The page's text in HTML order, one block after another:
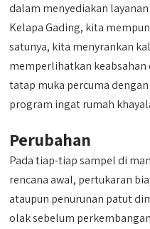
dalam menyediakan
Kelapa Gading, kita
satunya, kita menyrankan
memperlihatkan keabsahan
tatap muka percuma
program ingat rumah
Perubahan
Pada tiap-tiap sampel di
rencana awal, pertukaran
ataupun penurunan patut
olak sebelum